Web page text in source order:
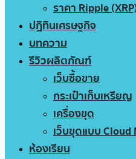
ราคา Ripple
ปฏิทินเศรษฐกิจ
บทความ
รีวิวผลิตภัณฑ์
เว็บซื้อขาย
กระเป๋าเก็บเหรียญ
เครื่องขุด
เว็บขุดแบบ Cloud
ห้องเรียน